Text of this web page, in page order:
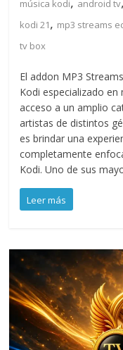
música kodi
android tv
kodi 21, mp3 streams
tv box
El addon MP3
Kodi especializado
acceso a un amplio
artistas de distintos
es brindar una
completamente
Kodi. Uno de sus
Leer más